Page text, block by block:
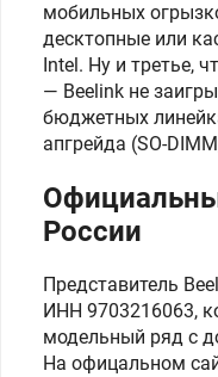
мобильных
десктопные или
Intel. Ну и третье,
— Beelink не
бюджетных
апгрейда (SO-
России
Представитель
ИНН 9703216063,
модельный ряд с
На офицальном